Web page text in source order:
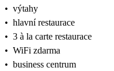
• výtahy
• hlavní restaurace
• 3 à la carte restaurace
• WiFi zdarma
• business centrum